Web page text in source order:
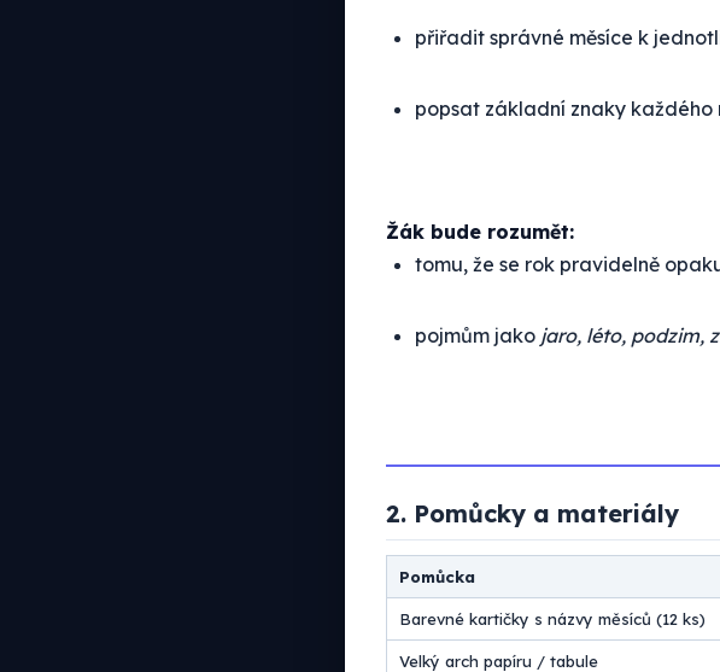
přiřadit správné měsíce k
popsat základní znaky
Žák bude rozumět:
tomu, že se rok pravidelně
pojmům jako jaro, léto, podzim,
2. Pomůcky a materiály
Pomůcka
Barevné kartičky s názvy měsíců (12 ks)
Velký arch papíru / tabule